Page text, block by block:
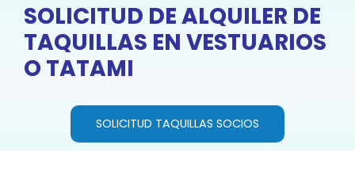
SOLICITUD DE ALQUILER DE
TAQUILLAS EN VESTUARIOS
O TATAMI
SOLICITUD TAQUILLAS SOCIOS